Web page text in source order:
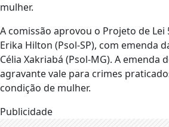
mulher.
A comissão aprovou o Projeto de Lei
Erika Hilton (Psol-SP), com emenda
Célia Xakriabá (Psol-MG). A emenda
agravante vale para crimes
condição de mulher.
Publicidade